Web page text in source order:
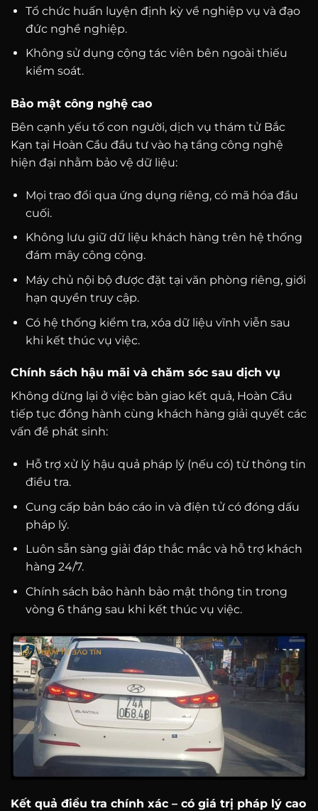
Tổ chức huấn luyện định kỳ về nghiệp vụ và đạo
đức nghề nghiệp.
Không sử dụng cộng tác viên bên ngoài thiếu
kiểm soát.
Bảo mật công nghệ cao
Bên cạnh yếu tố con người, dịch vụ thám tử Bắc
Kạn tại Hoàn Cầu đầu tư vào hạ tầng công nghệ
hiện đại nhằm bảo vệ dữ liệu:
Mọi trao đổi qua ứng dụng riêng, có mã hóa đầu
cuối.
Không lưu giữ dữ liệu khách hàng trên hệ thống
đám mây công cộng.
Máy chủ nội bộ được đặt tại văn phòng riêng, giới
hạn quyền truy cập.
Có hệ thống kiểm tra, xóa dữ liệu vĩnh viễn sau
khi kết thúc vụ việc.
Chính sách hậu mãi và chăm sóc sau dịch vụ
Không dừng lại ở việc bàn giao kết quả, Hoàn Cầu
tiếp tục đồng hành cùng khách hàng giải quyết các
vấn đề phát sinh:
Hỗ trợ xử lý hậu quả pháp lý (nếu có) từ thông tin
điều tra.
Cung cấp bản báo cáo in và điện tử có đóng dấu
pháp lý.
Luôn sẵn sàng giải đáp thắc mắc và hỗ trợ khách
hàng 24/7.
Chính sách bảo hành bảo mật thông tin trong
vòng 6 tháng sau khi kết thúc vụ việc.
Kết quả điều tra chính xác – có giá trị pháp lý cao